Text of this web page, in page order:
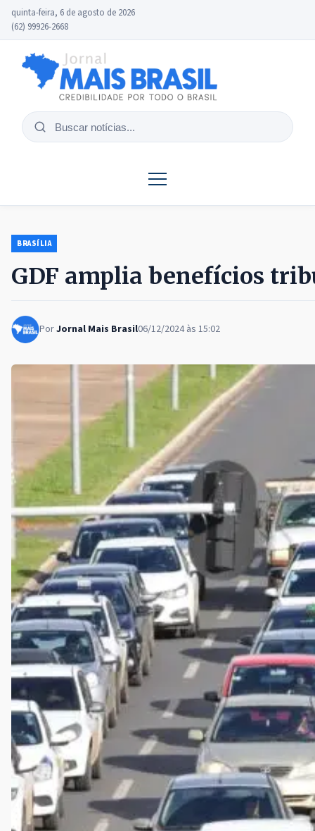
quinta-feira, 6 de agosto de 2026
(62) 99926-2668
Buscar
BRASÍLIA
GDF amplia benefícios
PorJornal Mais Brasil06/12/2024 às 15:02